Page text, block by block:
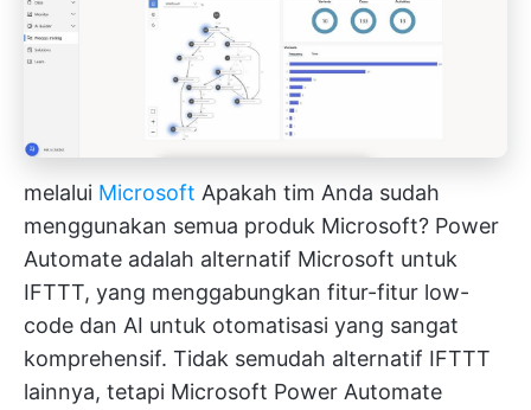
melalui Microsoft Apakah tim Anda sudah
menggunakan semua produk Microsoft? Power
Automate adalah alternatif Microsoft untuk
IFTTT, yang menggabungkan fitur-fitur low-
code dan AI untuk otomatisasi yang sangat
komprehensif. Tidak semudah alternatif IFTTT
lainnya, tetapi Microsoft Power Automate